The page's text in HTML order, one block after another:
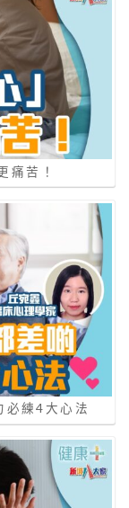
痛苦！
必練4大心法